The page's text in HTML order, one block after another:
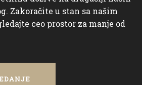
Zakoračite u stan sa našim
ceo prostor za manje od